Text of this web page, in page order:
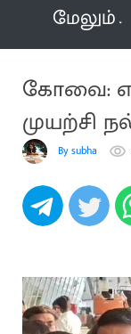
மேலும்
கோவை:
முயற்சி
By subha